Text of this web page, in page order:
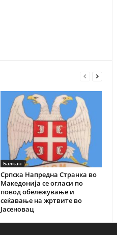
Балкан
Српска Напредна Странка во
Македонија се огласи по
повод обележување и
сеќавање на жртвите во
Јасеновац